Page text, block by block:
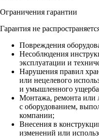
Ограничения гарантии
Гарантия не
Повреждения
Несоблюдения
эксплуатации и
Нарушения правил
или нецелевого
и умышленного
Монтажа, ремонта или
с оборудованием,
компании;
Внесения в
изменений или